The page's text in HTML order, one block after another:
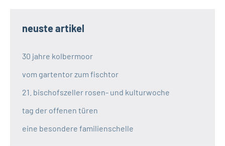
neuste artikel
30 jahre kolbermoor
vom gartentor zum fischtor
21. bischofszeller rosen- und kulturwoche
tag der offenen türen
eine besondere familienschelle